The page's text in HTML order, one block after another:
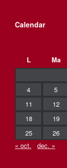
Calendar
L
Ma
4
5
11
12
18
19
25
26
« oct.
dec. »